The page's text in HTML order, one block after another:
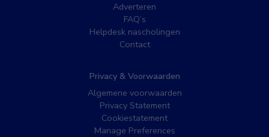
Adverteren
FAQ’s
Helpdesk nascholingen
Contact
Privacy & Voorwaarden
Algemene voorwaarden
Privacy Statement
Cookiestatement
Manage Preferences